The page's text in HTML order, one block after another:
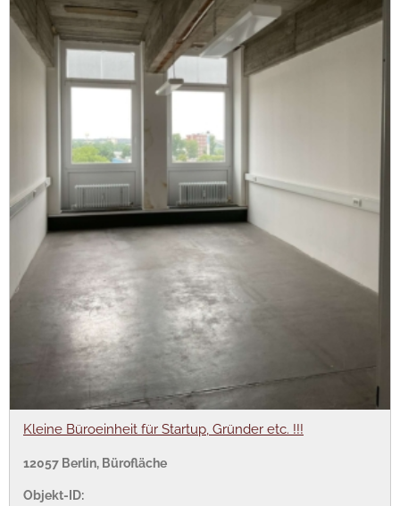
Kleine Büroeinheit für Startup, Gründer etc. !!!
12057 Berlin, Bürofläche
Objekt-ID: